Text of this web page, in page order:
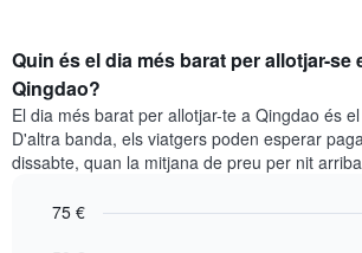
Quin és el dia més barat per allotjar-se
Qingdao?
El dia més barat per allotjar-te a Qingdao és
D'altra banda, els viatgers poden esperar
dissabte, quan la mitjana de preu per nit
75 €